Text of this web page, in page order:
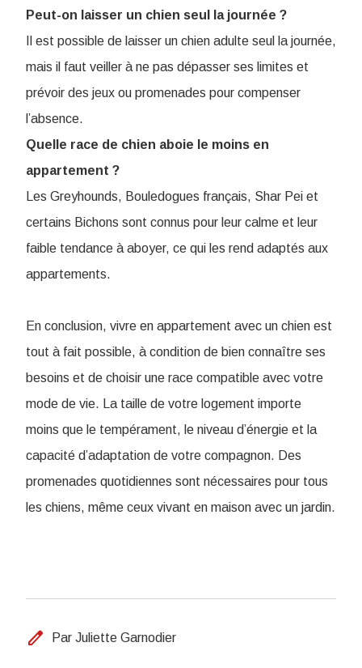
Peut-on laisser un chien seul la journée ?
Il est possible de laisser un chien adulte seul la journée,
mais il faut veiller à ne pas dépasser ses limites et
prévoir des jeux ou promenades pour compenser
l’absence.
Quelle race de chien aboie le moins en
appartement ?
Les Greyhounds, Bouledogues français, Shar Pei et
certains Bichons sont connus pour leur calme et leur
faible tendance à aboyer, ce qui les rend adaptés aux
appartements.
En conclusion, vivre en appartement avec un chien est
tout à fait possible, à condition de bien connaître ses
besoins et de choisir une race compatible avec votre
mode de vie. La taille de votre logement importe
moins que le tempérament, le niveau d’énergie et la
capacité d’adaptation de votre compagnon. Des
promenades quotidiennes sont nécessaires pour tous
les chiens, même ceux vivant en maison avec un jardin.
edit Par Juliette Garnodier